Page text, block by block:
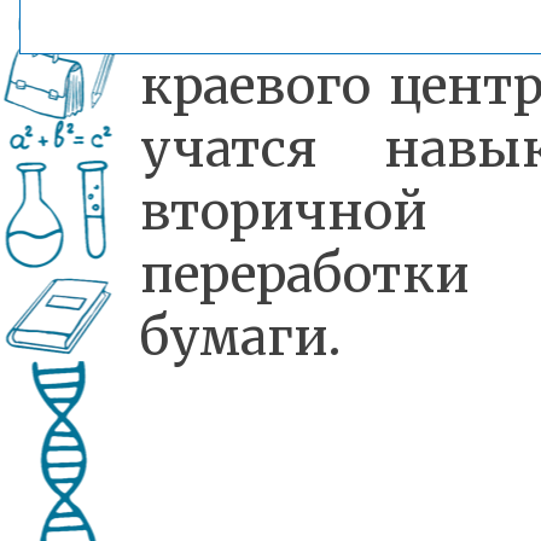
краевого
учатся
вторичной
переработки
бумаги.